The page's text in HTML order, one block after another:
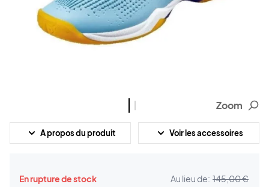
Zoom
A propos du produit Voir les accessoires
En rupture de stock Au lieu de: 145,00 €